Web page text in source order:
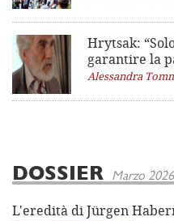
Hrytsak:
garantire la
Alessandra
DOSSIER Marzo 2026
L'eredità di Jürgen